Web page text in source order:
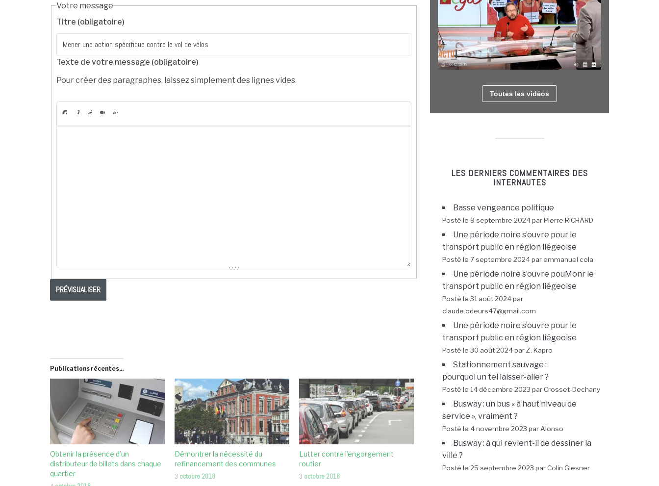
Votre message
Titre (obligatoire)
Texte de votre message (obligatoire)
Pour créer des paragraphes, laissez simplement des lignes vides.
Publications récentes...
Obtenir la présence d’un
distributeur de billets dans chaque
quartier
Démontrer la nécessité du
refinancement des communes
3 octobre 2018
Lutter contre l’engorgement
routier
3 octobre 2018
Toutes les vidéos
LES DERNIERS COMMENTAIRES DES
INTERNAUTES
Basse vengeance politique
Posté le 9 septembre 2024 par Pierre RICHARD
Une période noire s’ouvre pour le
transport public en région liégeoise
Posté le 7 septembre 2024 par emmanuel cola
Une période noire s’ouvre pouMonr le
transport public en région liégeoise
Posté le 31 août 2024 par
claude.odeurs47@gmail.com
Une période noire s’ouvre pour le
transport public en région liégeoise
Posté le 30 août 2024 par Z. Kapro
Stationnement sauvage :
pourquoi un tel laisser-aller ?
Posté le 14 décembre 2023 par Crosset-Dechany
Busway : un bus « à haut niveau de
service », vraiment ?
Posté le 4 novembre 2023 par Alonso
Busway : à qui revient-il de dessiner la
ville ?
Posté le 25 septembre 2023 par Colin Glesner